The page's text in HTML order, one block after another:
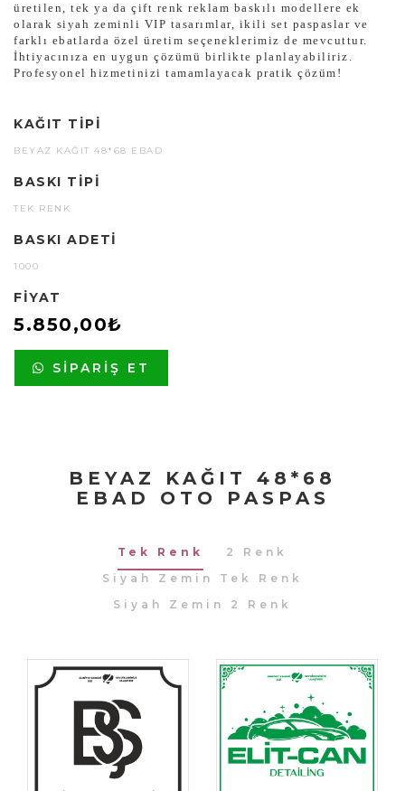
üretilen, tek ya da çift renk reklam baskılı modellere ek
olarak siyah zeminli VIP tasarımlar, ikili set paspaslar ve
farklı ebatlarda özel üretim seçeneklerimiz de mevcuttur.
İhtiyacınıza en uygun çözümü birlikte planlayabiliriz.
Profesyonel hizmetinizi tamamlayacak pratik çözüm!
KAĞIT TIPI
BEYAZ KAĞIT 48*68 EBAD
BASKI TIPI
TEK RENK
BASKI ADETI
1000
FIYAT
5.850,00₺
SIPARIŞ ET
BEYAZ KAĞIT 48*68
EBAD OTO PASPAS
Tek Renk
2 Renk
Siyah Zemin Tek Renk
Siyah Zemin 2 Renk